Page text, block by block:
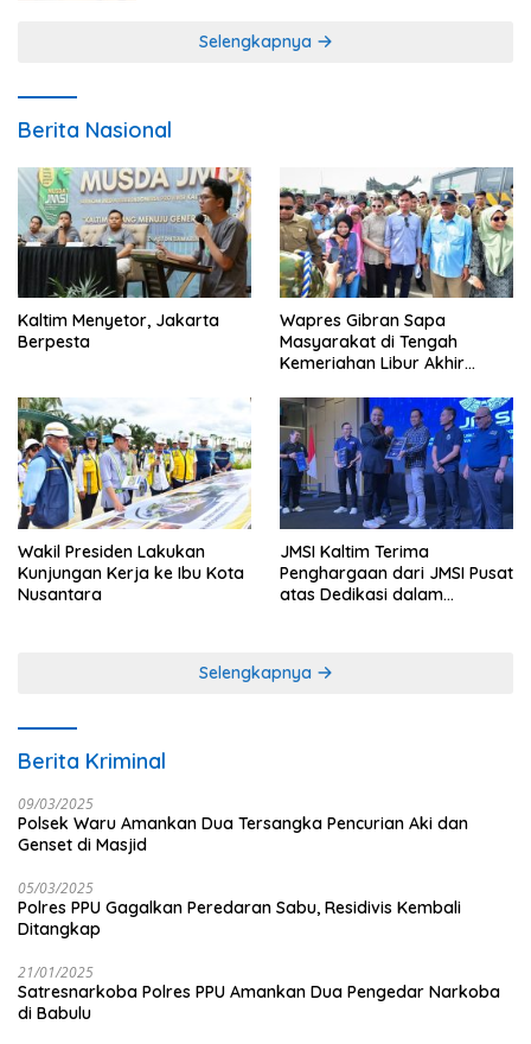
Selengkapnya
Berita Nasional
Kaltim Menyetor, Jakarta
Berpesta
Wapres Gibran Sapa
Masyarakat di Tengah
Kemeriahan Libur Akhir
Wakil Presiden Lakukan
Kunjungan Kerja ke Ibu Kota
Nusantara
JMSI Kaltim Terima
Penghargaan dari JMSI Pusat
atas Dedikasi dalam
Selengkapnya
Berita Kriminal
09/03/2025
Polsek Waru Amankan Dua Tersangka Pencurian Aki dan
Genset di Masjid
05/03/2025
Polres PPU Gagalkan Peredaran Sabu, Residivis Kembali
Ditangkap
21/01/2025
Satresnarkoba Polres PPU Amankan Dua Pengedar Narkoba
di Babulu